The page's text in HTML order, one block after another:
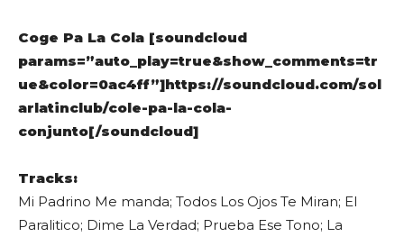
Coge Pa La Cola [soundcloud
params=”auto_play=true&show_comments=tr
ue&color=0ac4ff”]https://soundcloud.com/sol
arlatinclub/cole-pa-la-cola-
conjunto[/soundcloud]
Tracks:
Mi Padrino Me manda; Todos Los Ojos Te Miran; El
Paralitico; Dime La Verdad; Prueba Ese Tono; La